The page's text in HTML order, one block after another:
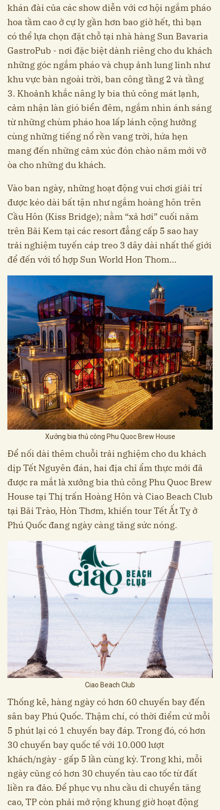
khán đài của các show diễn với cơ hội ngắm pháo
hoa tầm cao ở cự ly gần hơn bao giờ hết, thì bạn
có thể lựa chọn đặt chỗ tại nhà hàng Sun Bavaria
GastroPub - nơi đặc biệt dành riêng cho du khách
những góc ngắm pháo và chụp ảnh lung linh như
khu vực bàn ngoài trời, ban công tầng 2 và tầng
3. Khoảnh khắc nâng ly bia thủ công mát lạnh,
cảm nhận làn gió biển đêm, ngắm nhìn ánh sáng
từ những chùm pháo hoa lấp lánh cộng hưởng
cùng những tiếng nổ rền vang trời, hứa hẹn
mang đến những cảm xúc đón chào năm mới vỡ
òa cho những du khách.
Vào ban ngày, những hoạt động vui chơi giải trí
được kéo dài bất tận như ngắm hoàng hôn trên
Cầu Hôn (Kiss Bridge); nằm “xả hơi” cuối năm
trên Bãi Kem tại các resort đẳng cấp 5 sao hay
trải nghiệm tuyến cáp treo 3 dây dài nhất thế giới
để đến với tổ hợp Sun World Hon Thom…
Xưởng bia thủ công Phu Quoc Brew House
Để nối dài thêm chuỗi trải nghiệm cho du khách
dịp Tết Nguyên đán, hai địa chỉ ẩm thực mới đã
được ra mắt là xưởng bia thủ công Phu Quoc Brew
House tại Thị trấn Hoàng Hôn và Ciao Beach Club
tại Bãi Trào, Hòn Thơm, khiến tour Tết Ất Tỵ ở
Phú Quốc đang ngày càng tăng sức nóng.
Ciao Beach Club
Thống kê, hàng ngày có hơn 60 chuyến bay đến
sân bay Phú Quốc. Thậm chí, có thời điểm cứ mỗi
5 phút lại có 1 chuyến bay đáp. Trong đó, có hơn
30 chuyến bay quốc tế với 10.000 lượt
khách/ngày - gấp 5 lần cùng kỳ. Trong khi, mỗi
ngày cũng có hơn 30 chuyến tàu cao tốc từ đất
liền ra đảo. Để phục vụ nhu cầu di chuyển tăng
cao, TP còn phải mở rộng khung giờ hoạt động